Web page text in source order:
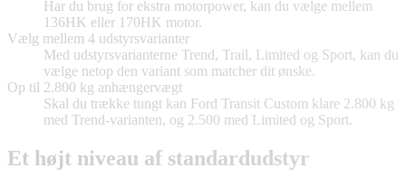
Har du brug for ekstra motorpower, kan du vælge mellem
136HK eller 170HK motor.
Vælg mellem 4 udstyrsvarianter
Med udstyrsvarianterne Trend, Trail, Limited og Sport, kan du
vælge netop den variant som matcher dit ønske.
Op til 2.800 kg anhængervægt
Skal du trække tungt kan Ford Transit Custom klare 2.800 kg
med Trend-varianten, og 2.500 med Limited og Sport.
Et højt niveau af standardudstyr